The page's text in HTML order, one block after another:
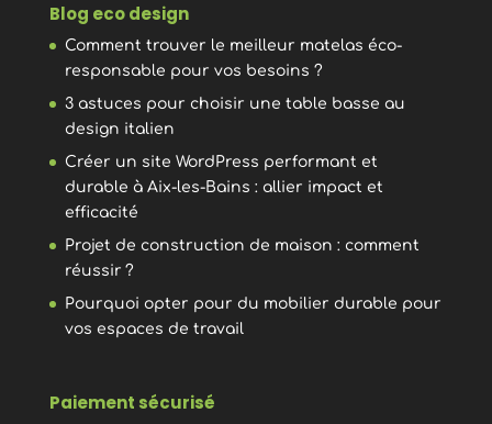
Blog eco design
Comment trouver le meilleur matelas éco-
responsable pour vos besoins ?
3 astuces pour choisir une table basse au
design italien
Créer un site WordPress performant et
durable à Aix-les-Bains : allier impact et
efficacité
Projet de construction de maison : comment
réussir ?
Pourquoi opter pour du mobilier durable pour
vos espaces de travail
Paiement sécurisé